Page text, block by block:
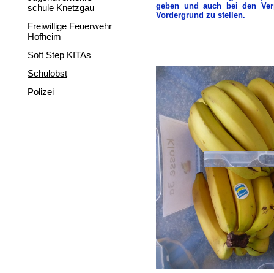
schule Knetzgau
Freiwillige Feuerwehr
Hofheim
Soft Step KITAs
Schulobst
Polizei
geben und auch bei den
Vordergrund zu stellen.